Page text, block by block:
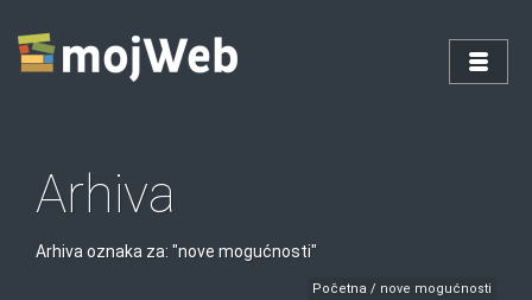
Arhiva
Arhiva oznaka za: "nove mogućnosti"
Početna / nove mogućnosti